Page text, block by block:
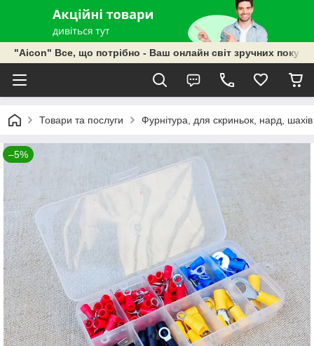
"Aicon" Все, що потрібно - Ваш онлайн світ зручних
Товари та послуги Фурнітура, для скриньок, нард, шахів
–5%